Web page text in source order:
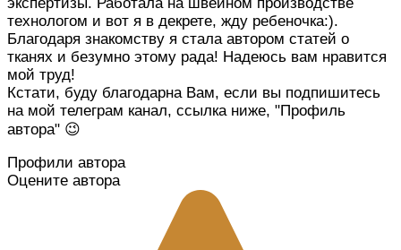
технологом и вот я в декрете, жду ребеночка:).
Благодаря знакомству я стала автором статей о
тканях и безумно этому рада! Надеюсь вам нравится
мой труд!
Кстати, буду благодарна Вам, если вы подпишитесь
на мой телеграм канал, ссылка ниже, "Профиль
автора" 😉
Профили автора
Оцените автора